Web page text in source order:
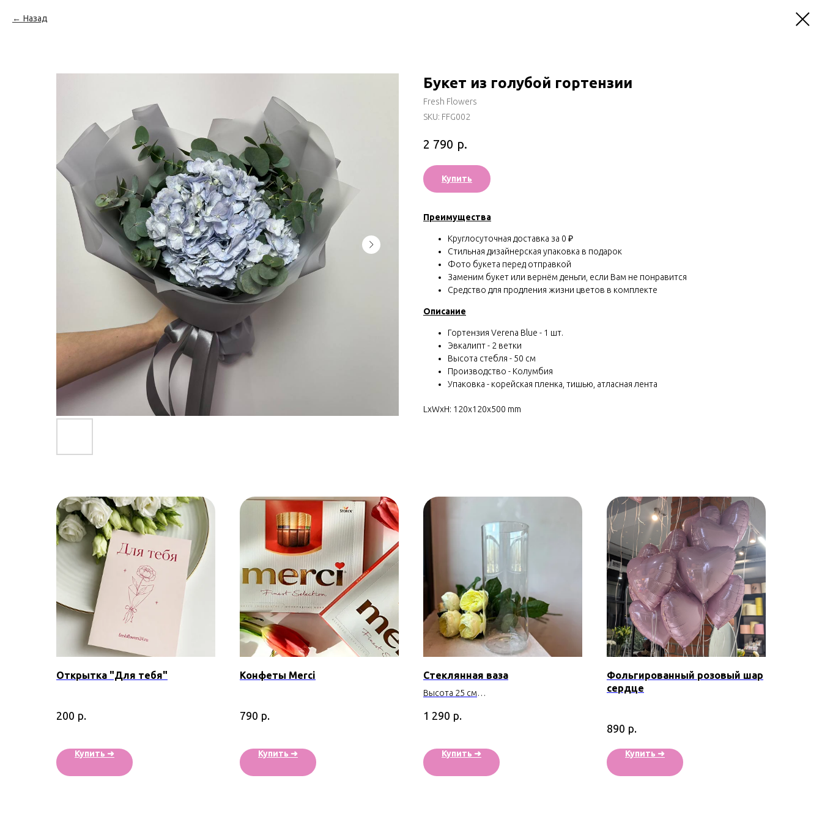
Назад
Букет из голубой гортензии
Fresh Flowers
SKU: FFG002
2 790 р.
Купить
Преимущества
Круглосуточная доставка за 0 ₽
Стильная дизайнерская упаковка в подарок
Фото букета перед отправкой
Заменим букет или вернём деньги, если Вам не понравится
Средство для продления жизни цветов в комплекте
Описание
Гортензия Verena Blue - 1 шт.
Эвкалипт - 2 ветки
Высота стебля - 50 см
Производство - Колумбия
Упаковка - корейская пленка, тишью, атласная лента
LxWxH: 120x120x500 mm
Открытка "Для тебя"
200 р.
Купить ➜
Конфеты Merci
790 р.
Купить ➜
Стеклянная ваза
Высота 25 см
1 290 р.
Купить ➜
Фольгированный розовый шар
сердце
890 р.
Купить ➜